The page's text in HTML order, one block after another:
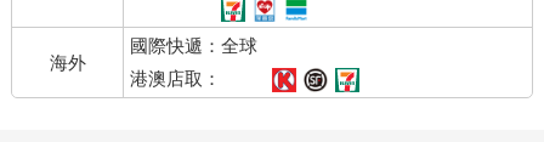
海外
國際快遞：全球
港澳店取：